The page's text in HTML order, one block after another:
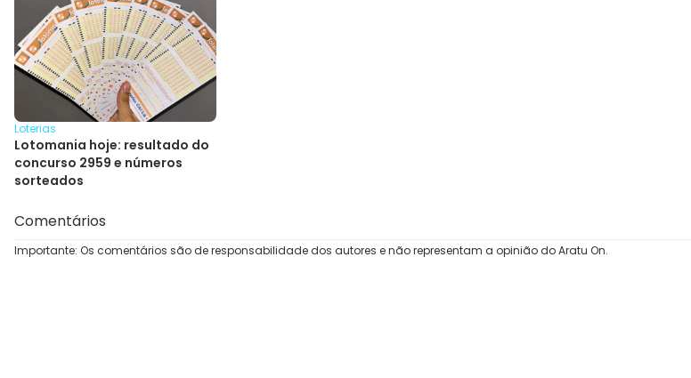
Loterias
Lotomania hoje: resultado do
concurso 2959 e números
sorteados
Comentários
Importante: Os comentários são de responsabilidade dos autores e não representam a opinião do Aratu On.